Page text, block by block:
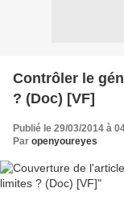
Contrôler le
? (Doc) [VF]
Publié le 29/03/2014 à
Par openyoureyes